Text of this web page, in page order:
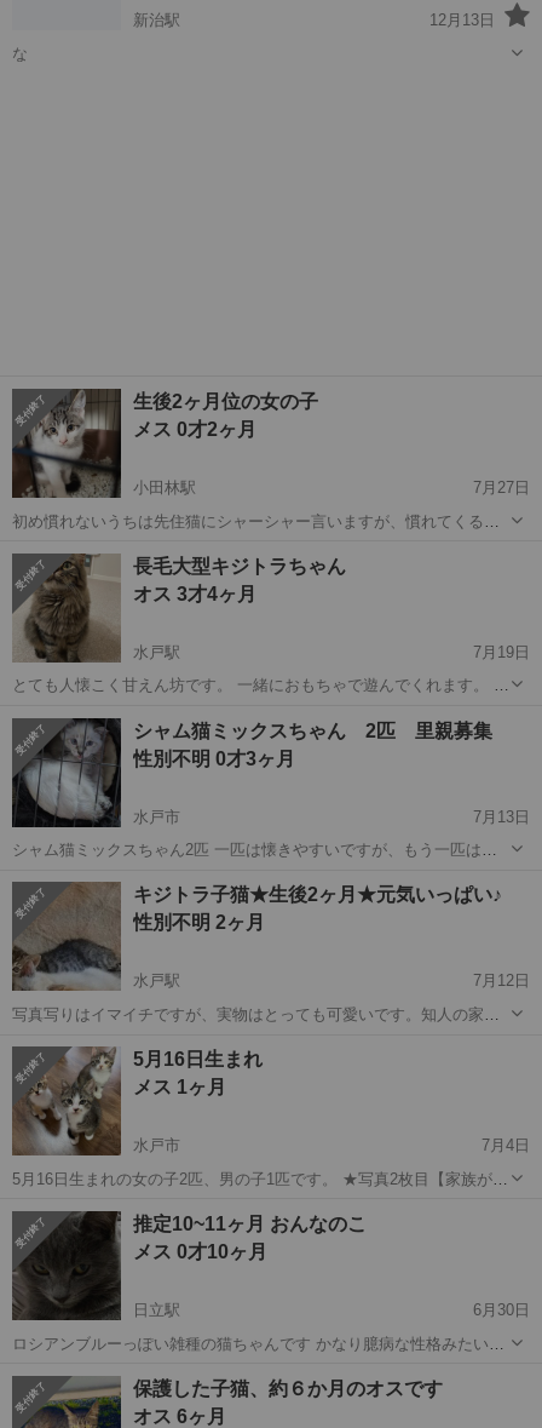
新治駅
12月13日
な
生後2ヶ月位の女の子
メス 0才2ヶ月
小田林駅
7月27日
初め慣れないうちは先住猫にシャーシャー言いますが、慣れてくると
リカリもよく食べて、元気いっぱいです！ ワクチンや避妊は里親さん
の方でお願い致...
茨城 水戸市 小田林駅
長毛大型キジトラちゃん
オス 3才4ヶ月
水戸駅
7月19日
とても人懐こく甘えん坊です。 一緒におもちゃで遊んでくれます。 掃
も、人見知りや猫見知りはしません。 爪を立てる事もありません。 人
間が大好きで、抱っこも得意で...
茨城 水戸市 水戸駅 猫
シャム猫ミックスちゃん 2匹 里親募集
性別不明 0才3ヶ月
水戸市
7月13日
シャム猫ミックスちゃん2匹 一匹は懐きやすいですが、もう一匹はと
せん ·夜寝るときなど、部屋は必ず明るくしてあげてください。 暗く
してしまうと不安で...
茨城 水戸市
キジトラ子猫★生後2ヶ月★元気いっぱい♪
性別不明 2ヶ月
水戸駅
7月12日
写真写りはイマイチですが、実物はとっても可愛いです。知人の家に
うだい5匹のうち、この子は特に活発で部屋中走り回っています。野良
ちゃんの子なので人慣れはまだ十分...
茨城 水戸市 水戸駅 猫
5月16日生まれ
メス 1ヶ月
水戸市
7月4日
5月16日生まれの女の子2匹、男の子1匹です。 ★写真2枚目【家族が決
鈴のついたオモチャが好きで、すぐ反応します。 眠くなると一人で布
団に行って丸まります...
茨城 水戸市 ワクチン
推定10~11ヶ月 おんなのこ
メス 0才10ヶ月
日立駅
6月30日
ロシアンブルーっぽい雑種の猫ちゃんです かなり臆病な性格みたいで
れしくスリスリゴロゴロ大好きです とくに悪い様子は見受けられない
です。 近所にたくさ...
茨城 水戸市 日立駅 猫
保護した子猫、約６か月のオスです
オス 6ヶ月